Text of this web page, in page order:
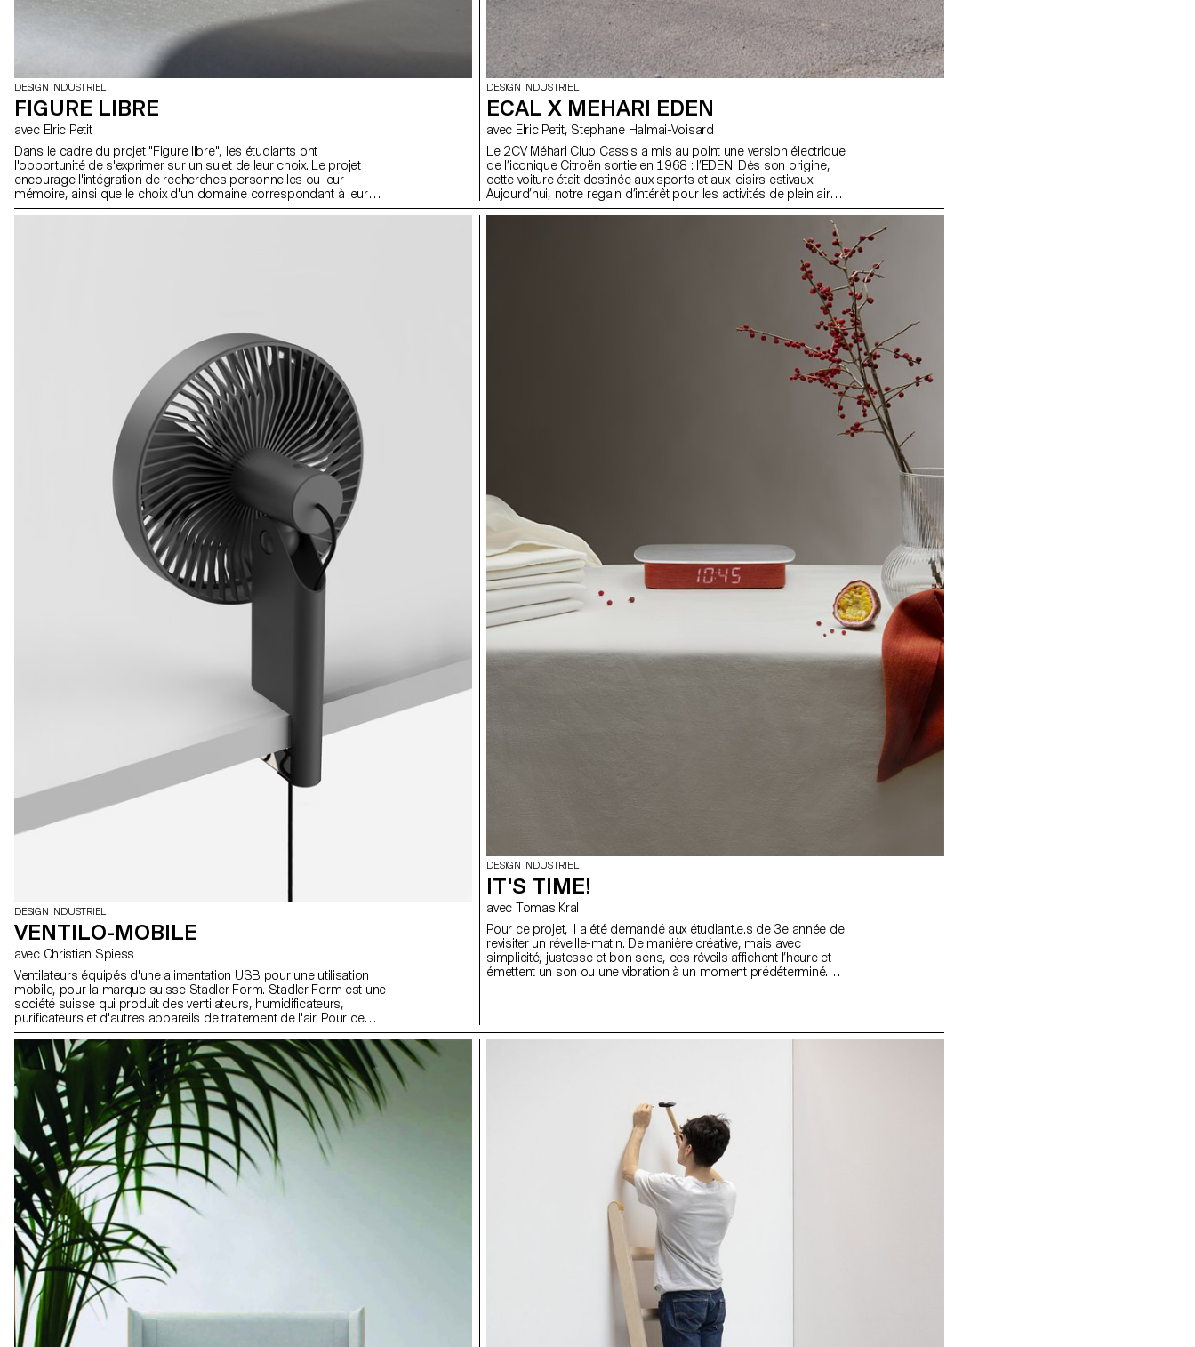
DESIGN INDUSTRIEL
FIGURE LIBRE
avec Elric Petit
Dans le cadre du projet "Figure libre", les étudiants ont
l'opportunité de s'exprimer sur un sujet de leur choix. Le projet
encourage l'intégration de recherches personnelles ou leur
mémoire, ainsi que le choix d'un domaine correspondant à leurs
aspirations professionnelles après leurs études, que ce soit dans
DESIGN INDUSTRIEL
ECAL X MEHARI EDEN
avec Elric Petit, Stephane Halmai-Voisard
Le 2CV Méhari Club Cassis a mis au point une version électrique
de l’iconique Citroën sortie en 1968 : l’EDEN. Dès son origine,
cette voiture était destinée aux sports et aux loisirs estivaux.
Aujourd’hui, notre regain d’intérêt pour les activités de plein air
associé à une technologie électrique rend ce véhicule d’autant
plus attractif. C’est dans cette perspective que les étudiant·e·s de
2e année en Bachelor Design Industriel, sous la direction de
Stéphane Halmaï-Voisard, responsable du programme, et du
designer Elric Petit, présentent une série d’accessoires qui
DESIGN INDUSTRIEL
VENTILO-MOBILE
avec Christian Spiess
Ventilateurs équipés d'une alimentation USB pour une utilisation
mobile, pour la marque suisse Stadler Form. Stadler Form est une
société suisse qui produit des ventilateurs, humidificateurs,
purificateurs et d'autres appareils de traitement de l'air. Pour ce
projet, les étudiant·e·s de 2e année en Bachelor Design Industriel,
sous la direction du designer Christian Spiess, devaient fabriquer
un ventilateur "personnel", équipé d'une alimentation USB pour une
utilisation mobile. Ils ont dû réfléchir à de nouveaux scénarios et
contextes dans lesquels un petit ventilateur serait utile. Ils étaient
libres d'explorer différents scénarios d'utilisation, matériaux, etc.
autres que ceux qui figurent actuellement dans le catalogue
Stadler Form. Les projets devaient répondre aux normes élevées
de Stadler Form en matière de design industriel, mais aussi
challenger et remettre en question leurs produits existants. Vidéo
ECAL x Stadler Form - Agnes Murmann Vidéo ECAL x Stadler Form
- Alex Nguyen Vidéo ECAL x Stadler Form - Stéphane Mischler
Vidéo ECAL x Stadler Form - Lucie Herter Vidéo ECAL x Stadler
Form - Alexandre Desarzens Vidéo ECAL x Stadler Form -
Constance Thiessoz
DESIGN INDUSTRIEL
IT'S TIME!
avec Tomas Kral
Pour ce projet, il a été demandé aux étudiant.e.s de 3e année de
revisiter un réveille-matin. De manière créative, mais avec
simplicité, justesse et bon sens, ces réveils affichent l’heure et
émettent un son ou une vibration à un moment prédéterminé.
mis à jour par les étudiant.e.s, qui ont considéré les diverses
possibilités de scénarios et de rituels.